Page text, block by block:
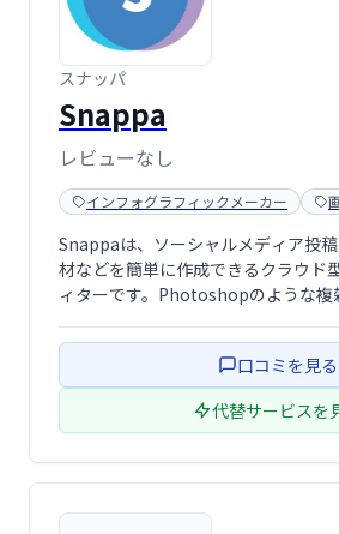
スナッパ
Snappa
レビューなし
インフォグラフィックメーカー
Snappaは、ソーシャルメディア投
材などを簡単に作成できるクラウド
ィターです。Photoshopのような複
早く制作し、効率的に発信しましょ
口コミを見る
代替サービスを